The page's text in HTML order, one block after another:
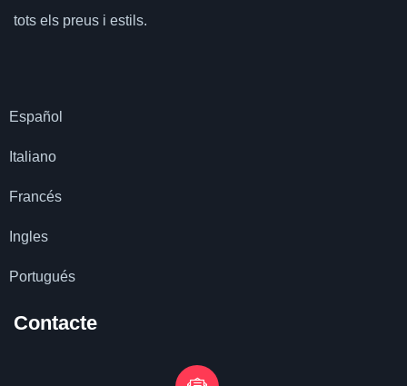
tots els preus i estils.
Español
Italiano
Francés
Ingles
Portugués
Contacte